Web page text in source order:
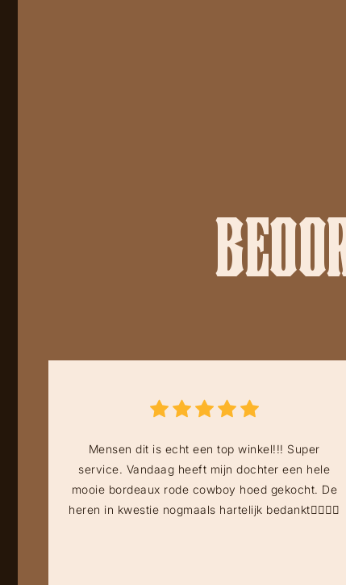
Mensen dit is echt een top winkel!!! Super
service. Vandaag heeft mijn dochter een hele
mooie bordeaux rode cowboy hoed gekocht. De
heren in kwestie nogmaals hartelijk bedankt👍🏻👍🏻